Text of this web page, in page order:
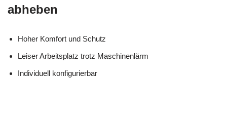
abheben
Hoher Komfort und Schutz
Leiser Arbeitsplatz trotz Maschinenlärm
Individuell konfigurierbar